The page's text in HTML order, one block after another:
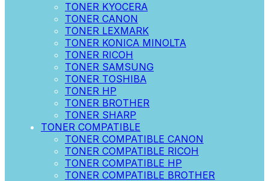
TONER KYOCERA
TONER CANON
TONER LEXMARK
TONER KONICA MINOLTA
TONER RICOH
TONER SAMSUNG
TONER TOSHIBA
TONER HP
TONER BROTHER
TONER SHARP
TONER COMPATIBLE
TONER COMPATIBLE CANON
TONER COMPATIBLE RICOH
TONER COMPATIBLE HP
TONER COMPATIBLE BROTHER